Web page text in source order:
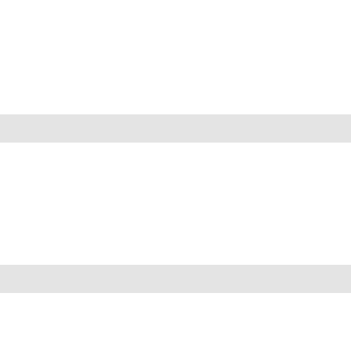
آن استوار است. او وسیله شنود را بهانه‌ای برای
و تردیدهای او می‌کند. از این منظر، خاموش‌خانه بیش
پیشنهاد می‌شود؟
پنهان زندگی شخصیت‌ها و روبه‌رو شدن با پرسش‌های اخلاقی لذت
پیامد دانستن نیز فکر ایجاد کند، در خاموش‌خانه با
کنار پیگیری یک ماجرای شنود و رازگشایی، درباره مرز